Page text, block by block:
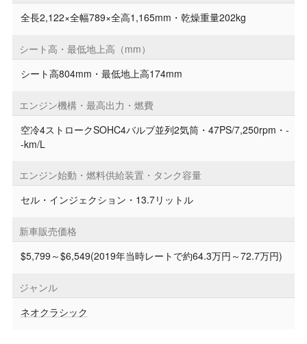
全長2,122×全幅789×全高1,165mm・乾燥重量202kg
シート高・最低地上高（mm）
シート高804mm・最低地上高174mm
エンジン機構・最高出力・燃費
空冷4ストロークSOHC4バルブ並列2気筒・47PS/7,250rpm・-
-km/L
エンジン始動・燃料供給装置・タンク容量
セル・インジェクション・13.7リットル
新車販売価格
$5,799～$6,549(2019年当時レートで約64.3万円～72.7万円)
ジャンル
ネオクラシック